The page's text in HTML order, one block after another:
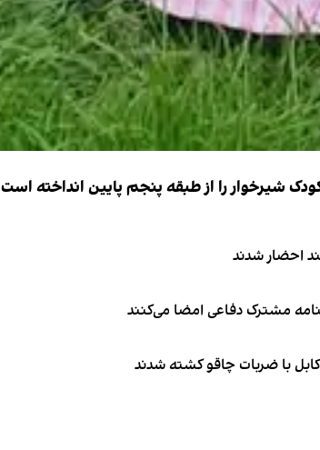
شیرخوار را از طبقه پنجم پایین انداخته است
احضار شدند
مشترک دفاعی امضا می‌کنند
با ضربات چاقو کشته شدند